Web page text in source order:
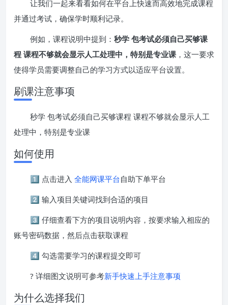
让我们一起来看看如何在平台上快速而高效地完成课程
并通过考试，确保学时顺利记录。
例如，课程说明中提到： 秒学 包考试必须自己买够课
程 课程不够就会显示人工处理中，特别是专业课 ，这一要求
使得学员需要调整自己的学习方式以适应平台设置。
刷课注意事项
秒学 包考试必须自己买够课程 课程不够就会显示人工
处理中，特别是专业课
如何使用
1️⃣ 点击进入 全能网课平台自助下单平台
2️⃣ 输入项目关键词找到合适的项目
3️⃣ 仔细查看下方的项目说明内容，按要求输入相应的
账号密码数据，然后点击获取课程
4️⃣ 勾选需要学习的课程提交即可
? 详细图文说明可参考新手快速上手注意事项
为什么选择我们